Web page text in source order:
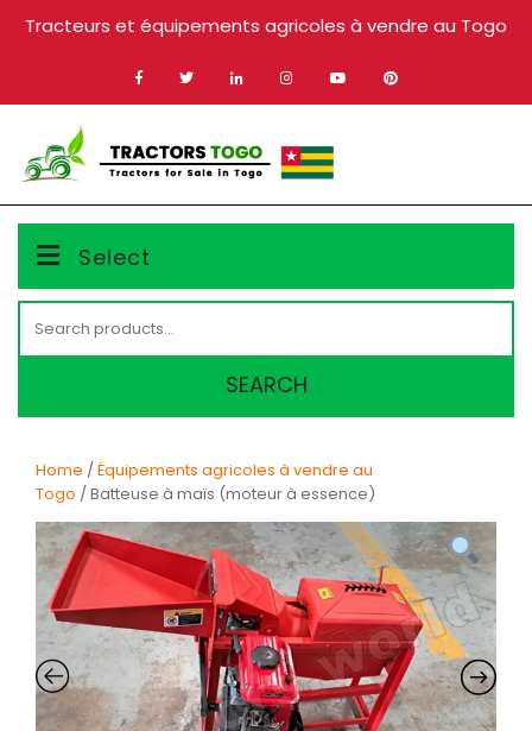
Tracteurs et équipements agricoles à vendre au Togo
Select
for:
SEARCH
Home / Équipements agricoles à vendre au
Togo / Batteuse à maïs (moteur à essence)